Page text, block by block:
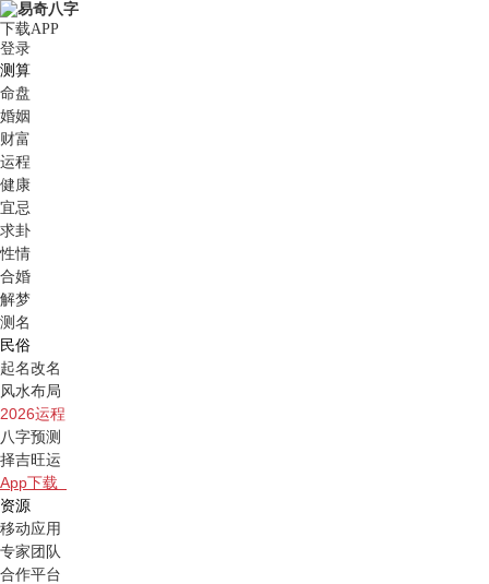
下载APP
登录
测算
命盘
婚姻
财富
运程
健康
宜忌
求卦
性情
合婚
解梦
测名
民俗
起名改名
风水布局
2026运程
八字预测
择吉旺运
App下载
资源
移动应用
专家团队
合作平台